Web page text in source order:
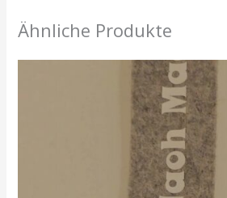
Ähnliche Produkte
Ursprünglicher
CHF 18.00
Aktueller
Preis
ist:
CHF 15.00.